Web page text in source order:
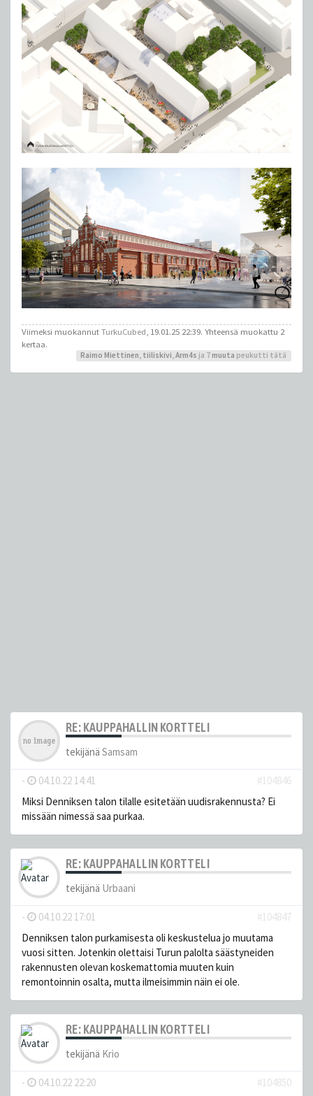
Viimeksi muokannutTurkuCubed , 19.01.25 22:39. Yhteensä muokattu 2
kertaa.
Raimo Miettinen, tiiliskivi,Arm4s ja 7 muuta peukutti tätä
RE: KAUPPAHALLIN KORTTELI
tekijänä Samsam
- 04.10.22 14:41
#104846
Miksi Denniksen talon tilalle esitetään uudisrakennusta? Ei
missään nimessä saa purkaa.
RE: KAUPPAHALLIN KORTTELI
tekijänä Urbaani
- 04.10.22 17:01
#104847
Denniksen talon purkamisesta oli keskustelua jo muutama
vuosi sitten. Jotenkin olettaisi Turun palolta säästyneiden
rakennusten olevan koskemattomia muuten kuin
remontoinnin osalta, mutta ilmeisimmin näin ei ole.
RE: KAUPPAHALLIN KORTTELI
tekijänä Krio
- 04.10.22 22:20
#104850